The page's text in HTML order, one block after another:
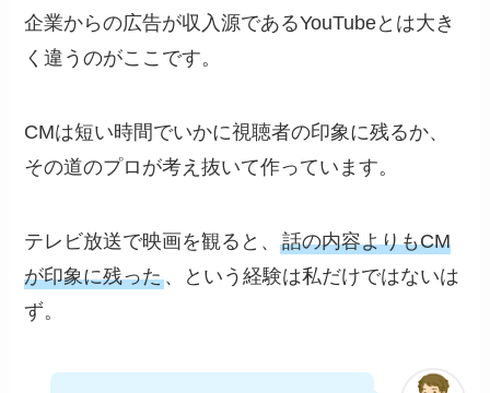
企業からの広告が収入源であるYouTubeとは大き
く違うのがここです。
CMは短い時間でいかに視聴者の印象に残るか、
その道のプロが考え抜いて作っています。
テレビ放送で映画を観ると、話の内容よりもCM
が印象に残った、という経験は私だけではないは
ず。